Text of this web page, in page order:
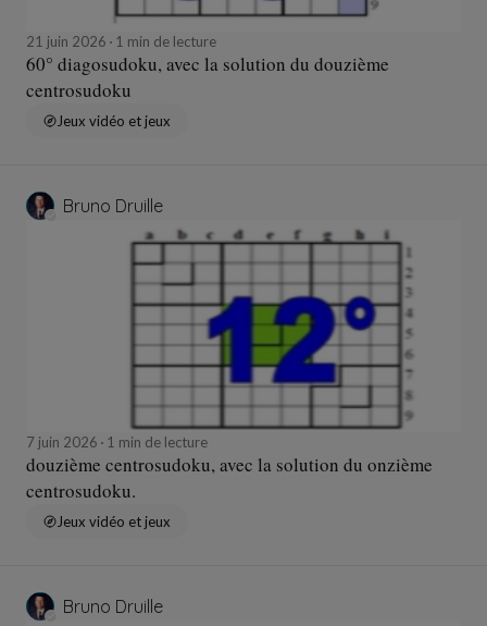
21 juin 2026 1 min de lecture
60° diagosudoku, avec la solution du douzième
centrosudoku
Jeux vidéo et jeux
Bruno Druille
7 juin 2026 1 min de lecture
douzième centrosudoku, avec la solution du onzième
centrosudoku.
Jeux vidéo et jeux
Bruno Druille